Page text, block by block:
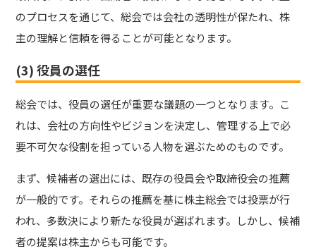
のプロセスを通じて、総会では会社の透明性が保たれ、株
主の理解と信頼を得ることが可能となります。
(3) 役員の選任
総会では、役員の選任が重要な議題の一つとなります。こ
れは、会社の方向性やビジョンを決定し、管理する上で必
要不可欠な役割を担っている人物を選ぶためのものです。
まず、候補者の選出には、既存の役員会や取締役会の推薦
が一般的です。それらの推薦を基に株主総会では投票が行
われ、多数決により新たな役員が選ばれます。しかし、候補
者の提案は株主からも可能です。